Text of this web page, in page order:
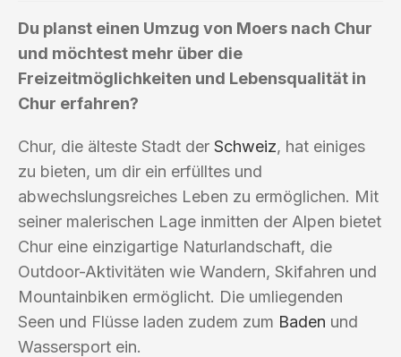
Du planst einen Umzug von Moers nach Chur
und möchtest mehr über die
Freizeitmöglichkeiten und Lebensqualität in
Chur erfahren?
Chur, die älteste Stadt der Schweiz, hat einiges
zu bieten, um dir ein erfülltes und
abwechslungsreiches Leben zu ermöglichen. Mit
seiner malerischen Lage inmitten der Alpen bietet
Chur eine einzigartige Naturlandschaft, die
Outdoor-Aktivitäten wie Wandern, Skifahren und
Mountainbiken ermöglicht. Die umliegenden
Seen und Flüsse laden zudem zum Baden und
Wassersport ein.